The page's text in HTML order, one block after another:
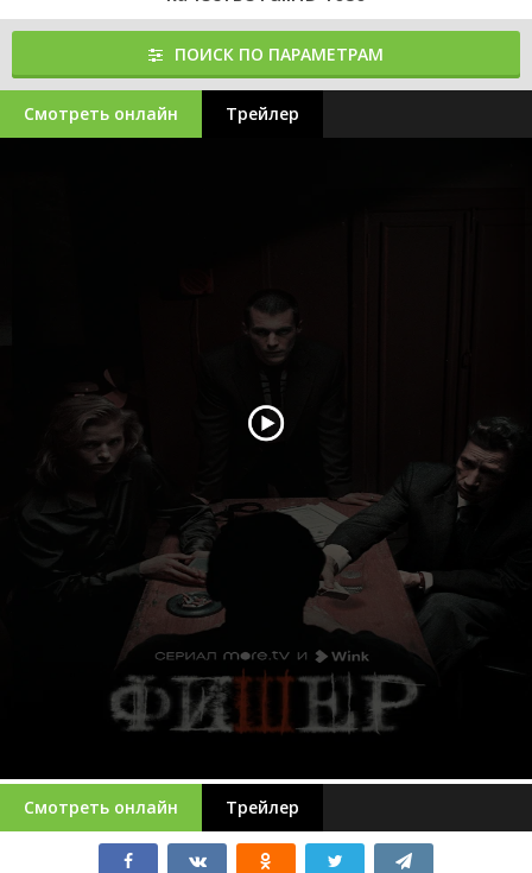
ПОИСК ПО ПАРАМЕТРАМ
Смотреть онлайн Трейлер
Смотреть онлайн Трейлер